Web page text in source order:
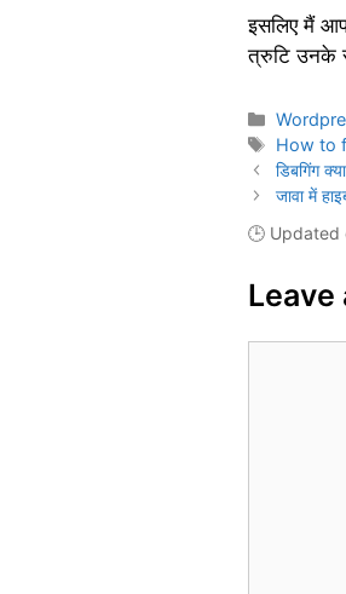
इसलिए मैं
त्रुटि उनके
Tags
How to
डिबगिंग
जावा में
🕒 Updated
Leave